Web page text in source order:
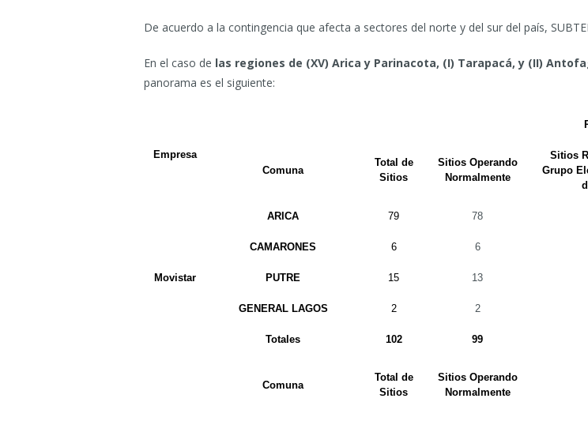
De acuerdo a la contingencia que afecta a sectores del norte y del sur del país,
En el caso de las regiones de (XV) Arica y Parinacota, (I) Tarapacá, y (II)
panorama es el siguiente:
Empresa
Comuna
Total de
Sitios
Sitios Operando
Normalmente
Sitios
Grupo
Movistar
ARICA 79 78
CAMARONES 6 6
PUTRE 15 13
GENERAL LAGOS 2 2
Totales 102 99
Comuna
Total de
Sitios
Sitios Operando
Normalmente